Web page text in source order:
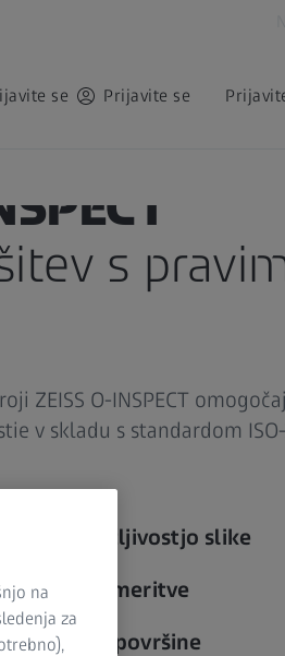
se Prijavite se
s
ZEISS O-INSPECT
v skladu s standardom
visoko ločljivostjo slike
3D meritve
občutljive površine
na
za